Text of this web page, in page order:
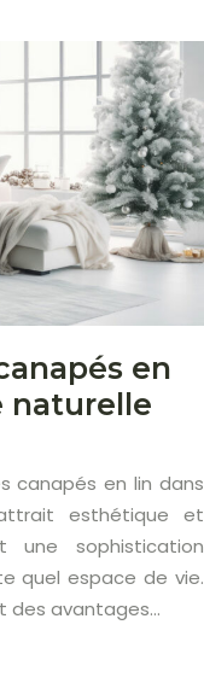
en
naturelle
canapés en lin dans
esthétique et
une sophistication
quel espace de vie.
des avantages…